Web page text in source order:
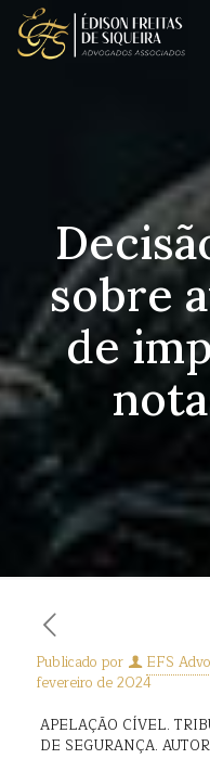
sobre
de
Publicado por EFS
fevereiro de 2024
APELAÇÃO CÍVEL.
DE SEGURANÇA.